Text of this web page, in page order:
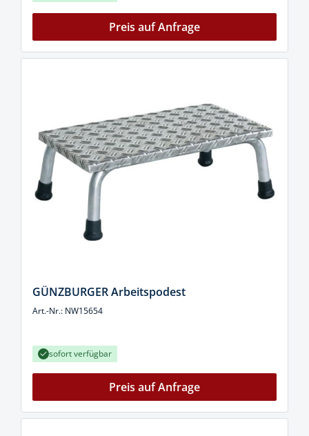
Preis auf Anfrage
GÜNZBURGER Arbeitspodest
Art.-Nr.: NW15654
sofort verfügbar
Preis auf Anfrage